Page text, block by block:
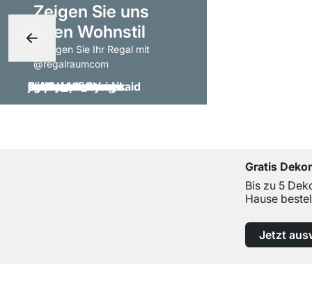
Zeigen Sie uns
Ihren Wohnstil
- taggen Sie Ihr Regal mit
@regalraumcom
Gratis
Bis zu 5
Hause
Jetzt